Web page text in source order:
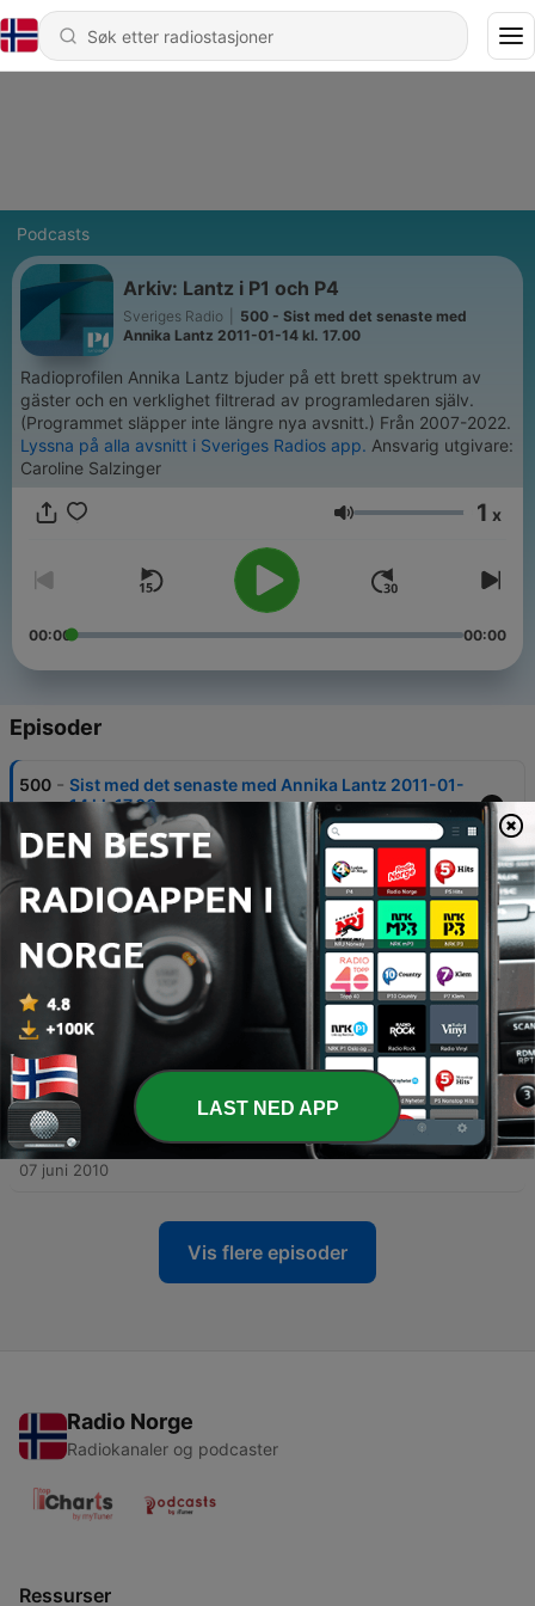
Podcasts
Arkiv: Lantz i P1 och P4
Sveriges Radio
500 - Sist med det senaste med
Annika Lantz 2011-01-14 kl. 17.00
Radioprofilen Annika Lantz bjuder på ett brett spektrum av
gäster och en verklighet filtrerad av programledaren själv.
(Programmet släpper inte längre nya avsnitt.) Från 2007-2022.
Lyssna på alla avsnitt i Sveriges Radios app. Ansvarig utgivare:
Caroline Salzinger
Volum 1 x
00:00 00:00
Episoder
500 - Sist med det senaste med Annika Lantz 2011-01-
14 kl. 17.00
14 jan. 2011
Tjejer som idrottar - inget för DN och SvD.
14 juni 2010
498 - Från Franska Öppna till Grand Finale med Lantz
497 - Billgren i P1 20100608 1503 2010-06-08 kl.
16.00
08 juni 2010
496 - Stenberg i P1 20100607 1503 2010-06-07 kl.
16.00
07 juni 2010
Vis flere episoder
Radio Norge
Radiokanaler og podcaster
Ressurser
LAST NED APP